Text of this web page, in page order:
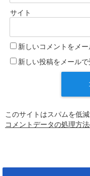
サイト
新しいコメントをメ
新しい投稿をメールで
このサイトはスパムを低
コメントデータの処理方